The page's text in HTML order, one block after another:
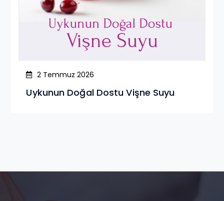
2 Temmuz 2026
Uykunun Doğal Dostu Vişne Suyu